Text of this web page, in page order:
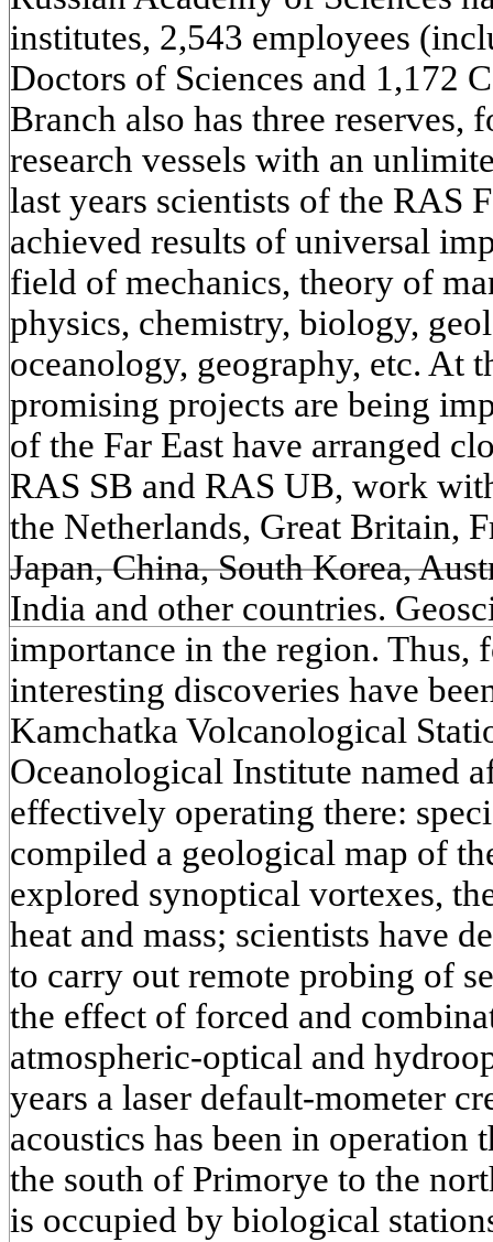
institutes, 2,543 employees
Doctors of Sciences and 1,172
Branch also has three reserves,
research vessels with an
last years scientists of the RAS
achieved results of universal
field of mechanics, theory of
physics, chemistry, biology,
oceanology, geography, etc. At
promising projects are being
of the Far East have arranged
RAS SB and RAS UB, work
the Netherlands, Great Britain,
Japan, China, South Korea,
India and other countries.
importance in the region. Thus,
interesting discoveries have
Kamchatka Volcanological
Oceanological Institute named
effectively operating there:
compiled a geological map of
explored synoptical vortexes,
heat and mass; scientists have
to carry out remote probing of
the effect of forced and
atmospheric-optical and
years a laser default-mometer
acoustics has been in
the south of Primorye to the
is occupied by biological